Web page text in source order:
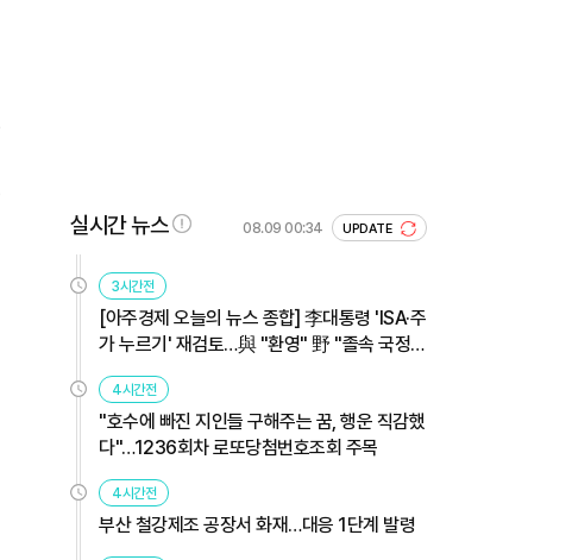
실시간 뉴스 08.09 00:34 UPDATE
3시간전
[아주경제 오늘의 뉴스 종합] 李대통령 'ISA·주
가 누르기' 재검토…與 "환영" 野 "졸속 국정"
外
4시간전
"호수에 빠진 지인들 구해주는 꿈, 행운 직감했
다"…1236회차 로또당첨번호조회 주목
4시간전
부산 철강제조 공장서 화재…대응 1단계 발령